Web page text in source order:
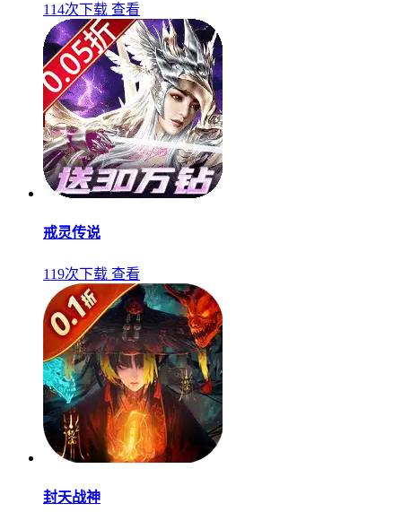
114次下载 查看
戒灵传说
119次下载 查看
封天战神